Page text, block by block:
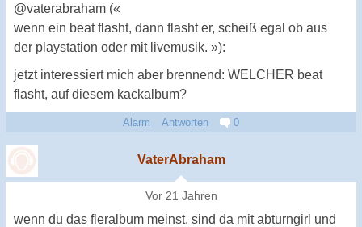
@vaterabraham («
wenn ein beat flasht, dann flasht er, scheiß egal ob aus
der playstation oder mit livemusik. »):
jetzt interessiert mich aber brennend: WELCHER beat
flasht, auf diesem kackalbum?
Alarm Antworten 0
VaterAbraham
Vor 21 Jahren
wenn du das fleralbum meinst, sind da mit abturngirl und